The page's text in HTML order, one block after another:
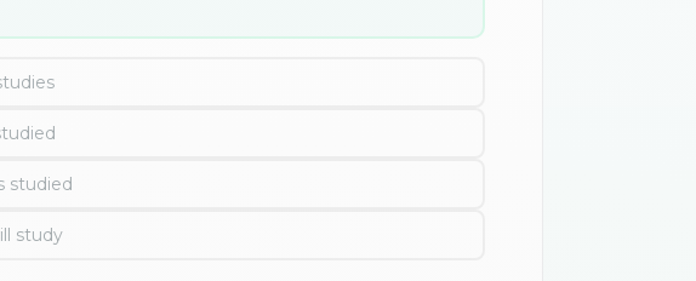
studied
study